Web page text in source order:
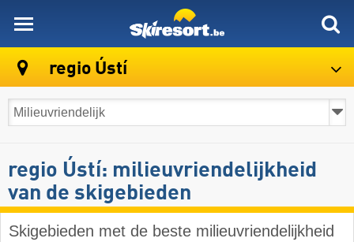
regio Ústí
regio Ústí: milieuvriendelijkheid
van de skigebieden
Skigebieden met de beste milieuvriendelijkheid